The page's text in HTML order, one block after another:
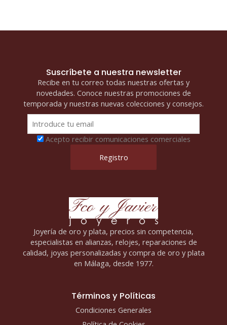
Suscríbete a nuestra newsletter
Recibe en tu correo todas nuestras ofertas y
novedades. Conoce nuestras promociones de
temporada y nuestras nuevas colecciones y consejos.
Acepto recibir comunicaciones comerciales
Joyería de oro y plata, precios sin competencia,
especialistas en alianzas, relojes, reparaciones de
calidad, joyas personalizadas y compra de oro y plata
en Málaga, desde 1977.
Términos y Políticas
Condiciones Generales